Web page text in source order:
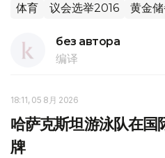
体育 议会选举2016 黄金
без автора
编译
18:11, 05 8月 2026
哈萨克斯坦游泳队在国
牌